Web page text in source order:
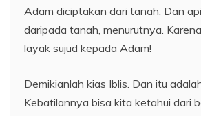
Adam diciptakan dari tanah. Dan
daripada tanah, menurutnya.
layak sujud kepada Adam!
Demikianlah kias Iblis. Dan itu
Kebatilannya bisa kita ketahui dari